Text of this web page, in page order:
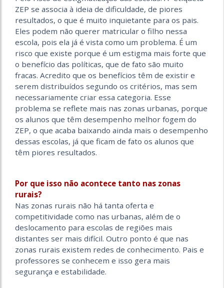
ZEP se associa à ideia de dificuldade, de piores
resultados, o que é muito inquietante para os pais.
Eles podem não querer matricular o filho nessa
escola, pois ela já é vista como um problema. É um
risco que existe porque é um estigma mais forte que
o benefício das políticas, que de fato são muito
fracas. Acredito que os benefícios têm de existir e
serem distribuídos segundo os critérios, mas sem
necessariamente criar essa categoria. Esse
problema se reflete mais nas zonas urbanas, porque
os alunos que têm desempenho melhor fogem do
ZEP, o que acaba baixando ainda mais o desempenho
dessas escolas, já que ficam de fato os alunos que
têm piores resultados.
Por que isso não acontece tanto nas zonas
rurais?
Nas zonas rurais não há tanta oferta e
competitividade como nas urbanas, além de o
deslocamento para escolas de regiões mais
distantes ser mais difícil. Outro ponto é que nas
zonas rurais existem redes de conhecimento. Pais e
professores se conhecem e isso gera mais
segurança e estabilidade.